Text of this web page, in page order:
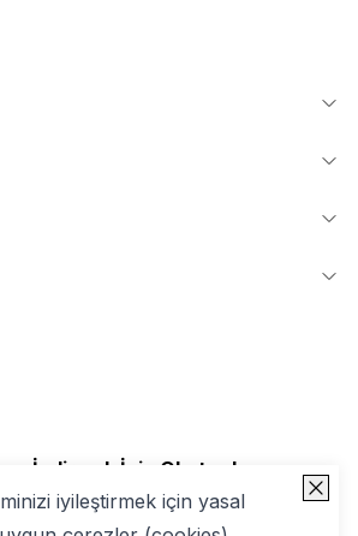
iyileştirmek için yasal
İndirmek İçin Okutun!